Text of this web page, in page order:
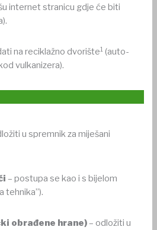
internet stranicu gdje će biti
na reciklažno dvorište1 (auto-
vulkanizera).
u spremnik za miješani
– postupa se kao i s bijelom
tehnika”).
obrađene hrane)– odložiti u